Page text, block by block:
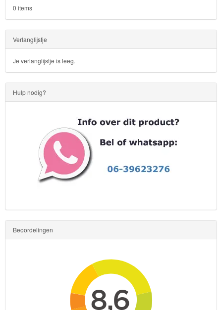
0 items
Verlanglijstje
Je verlanglijstje is leeg.
Hulp nodig?
Beoordelingen